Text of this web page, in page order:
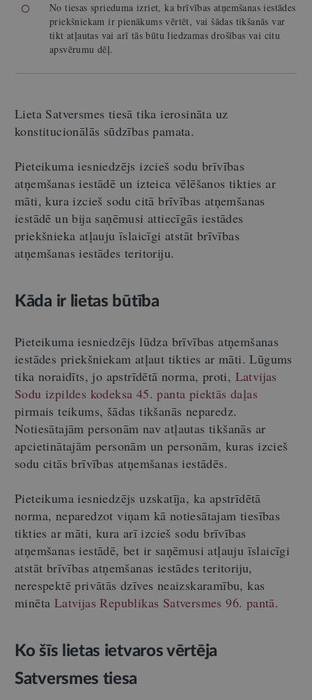
No tiesas sprieduma izriet, ka brīvības atņemšanas iestādes
priekšniekam ir pienākums vērtēt, vai šādas tikšanās var
tikt atļautas vai arī tās būtu liedzamas drošības vai citu
apsvērumu dēļ.
Lieta Satversmes tiesā tika ierosināta uz
konstitucionālās sūdzības pamata.
Pieteikuma iesniedzējs izcieš sodu brīvības
atņemšanas iestādē un izteica vēlēšanos tikties ar
māti, kura izcieš sodu citā brīvības atņemšanas
iestādē un bija saņēmusi attiecīgās iestādes
priekšnieka atļauju īslaicīgi atstāt brīvības
atņemšanas iestādes teritoriju.
Kāda ir lietas būtība
Pieteikuma iesniedzējs lūdza brīvības atņemšanas
iestādes priekšniekam atļaut tikties ar māti. Lūgums
tika noraidīts, jo apstrīdētā norma, proti, Latvijas
Sodu izpildes kodeksa 45. panta piektās daļas
pirmais teikums, šādas tikšanās neparedz.
Notiesātajām personām nav atļautas tikšanās ar
apcietinātajām personām un personām, kuras izcieš
sodu citās brīvības atņemšanas iestādēs.
Pieteikuma iesniedzējs uzskatīja, ka apstrīdētā
norma, neparedzot viņam kā notiesātajam tiesības
tikties ar māti, kura arī izcieš sodu brīvības
atņemšanas iestādē, bet ir saņēmusi atļauju īslaicīgi
atstāt brīvības atņemšanas iestādes teritoriju,
nerespektē privātās dzīves neaizskaramību, kas
minēta Latvijas Republikas Satversmes 96. pantā.
Ko šīs lietas ietvaros vērtēja
Satversmes tiesa